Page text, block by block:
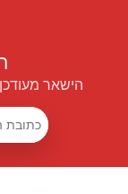
הישאר